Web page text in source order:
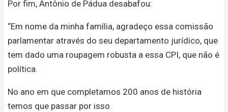
Por fim, Antônio de Pádua desabafou:
“Em nome da minha família, agradeço essa comissão
parlamentar através do seu departamento jurídico, que
tem dado uma roupagem robusta a essa CPI, que não é
política.
No ano em que completamos 200 anos de história
temos que passar por isso.